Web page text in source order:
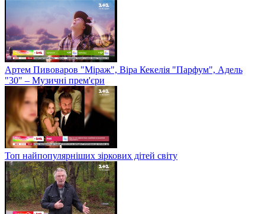
Артем Пивоваров "Міраж", Віра Кекелія "Парфум", Адель
"30" – Музичні прем'єри
Топ найпопулярніших зіркових дітей світу